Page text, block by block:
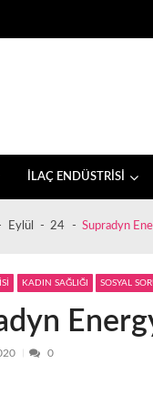
İLAÇ ENDÜSTRİSİ
Eylül 24 Supradyn
KADIN SAĞLIĞI SOSYAL
0